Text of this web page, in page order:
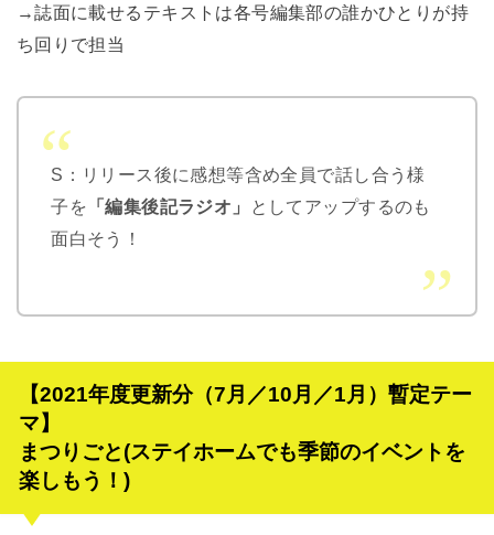
→誌面に載せるテキストは各号編集部の誰かひとりが持
ち回りで担当
S：リリース後に感想等含め全員で話し合う様
子を
「編集後記ラジオ」
としてアップするのも
面白そう！
【2021年度更新分（7月／10月／1月）暫定テー
マ】
まつりごと(ステイホームでも季節のイベントを
楽しもう！)